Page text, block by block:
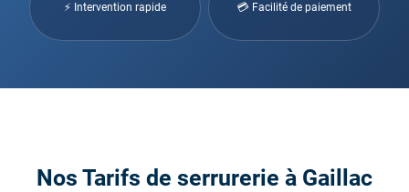
⚡ Intervention rapide 💳 Facilité de paiement
Nos Tarifs de serrurerie à Gaillac